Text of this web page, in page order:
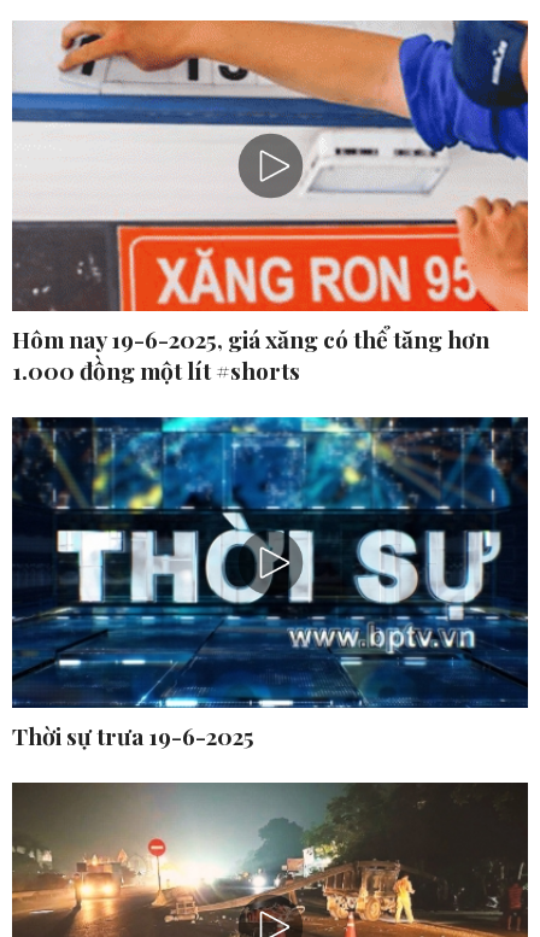
Hôm nay 19-6-2025, giá xăng có thể tăng hơn
1.000 đồng một lít #shorts
Thời sự trưa 19-6-2025